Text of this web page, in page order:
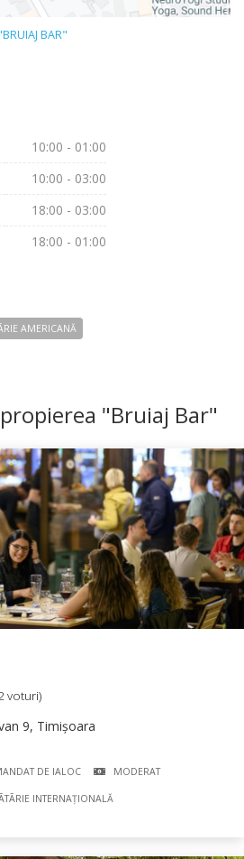
BAR"
10:00 - 01:00
10:00 - 03:00
18:00 - 03:00
18:00 - 01:00
AMERICANĂ
"Bruiaj Bar"
voturi)
9, Timișoara
DE IALOC MODERAT
INTERNAȚIONALĂ